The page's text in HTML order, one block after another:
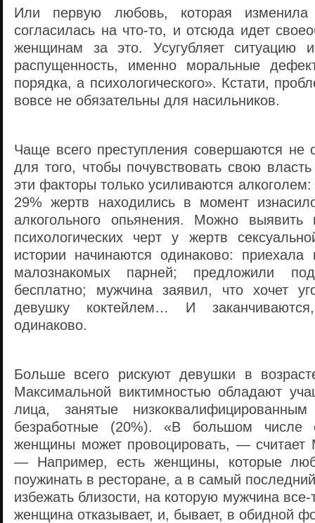
Или первую любовь, которая
согласилась на что-то, и отсюда идет
женщинам за это. Усугубляет ситуацию
распущенность, именно моральные
порядка, а психологического». Кстати,
вовсе не обязательны для насильников.
Чаще всего преступления совершаются не
для того, чтобы почувствовать свою
эти факторы только усиливаются
29% жертв находились в момент
алкогольного опьянения. Можно
психологических черт у жертв
истории начинаются одинаково:
малознакомых парней; предложили
бесплатно; мужчина заявил, что хочет
девушку коктейлем… И
одинаково.
Больше всего рискуют девушки в
Максимальной виктимностью обладают
лица, занятые
безработные (20%). «В большом числе
женщины может провоцировать, — считает
— Например, есть женщины, которые
поужинать в ресторане, а в самый
избежать близости, на которую мужчина все-
женщина отказывает, и, бывает, в обидной